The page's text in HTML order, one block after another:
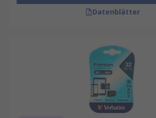
Datenblätter